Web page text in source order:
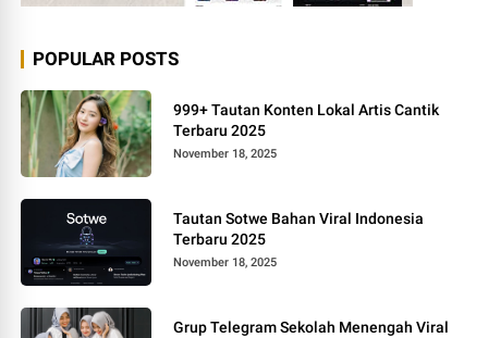
POPULAR POSTS
999+ Tautan Konten Lokal Artis Cantik
Terbaru 2025
November 18, 2025
Tautan Sotwe Bahan Viral Indonesia
Terbaru 2025
November 18, 2025
Grup Telegram Sekolah Menengah Viral